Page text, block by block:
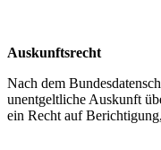
Auskunftsrecht
Nach dem
unentgeltliche Auskunft
ein Recht auf